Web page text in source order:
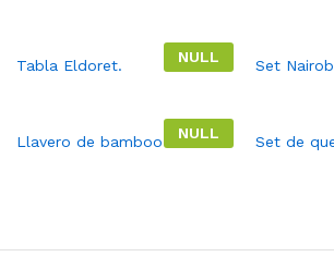
NULL
Tabla Eldoret. Set
NULL
Llavero de bamboo Fahan. Set de